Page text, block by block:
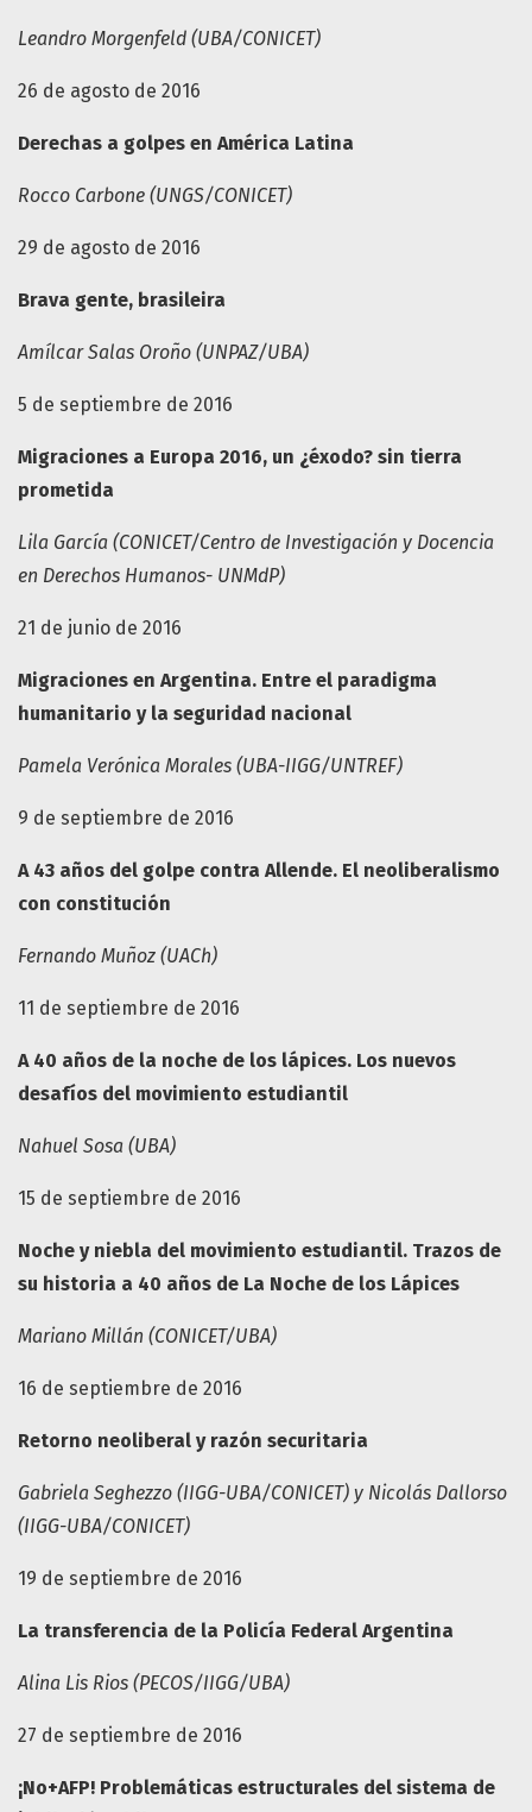
Leandro Morgenfeld (UBA/CONICET)
26 de agosto de 2016
Derechas a golpes en América Latina
Rocco Carbone (UNGS/CONICET)
29 de agosto de 2016
Brava gente, brasileira
Amílcar Salas Oroño (UNPAZ/UBA)
5 de septiembre de 2016
Migraciones a Europa 2016, un ¿éxodo? sin tierra
prometida
Lila García (CONICET/Centro de Investigación y Docencia
en Derechos Humanos- UNMdP)
21 de junio de 2016
Migraciones en Argentina. Entre el paradigma
humanitario y la seguridad nacional
Pamela Verónica Morales (UBA-IIGG/UNTREF)
9 de septiembre de 2016
A 43 años del golpe contra Allende. El neoliberalismo
con constitución
Fernando Muñoz (UACh)
11 de septiembre de 2016
A 40 años de la noche de los lápices. Los nuevos
desafíos del movimiento estudiantil
Nahuel Sosa (UBA)
15 de septiembre de 2016
Noche y niebla del movimiento estudiantil. Trazos de
su historia a 40 años de La Noche de los Lápices
Mariano Millán (CONICET/UBA)
16 de septiembre de 2016
Retorno neoliberal y razón securitaria
Gabriela Seghezzo (IIGG-UBA/CONICET) y Nicolás Dallorso
(IIGG-UBA/CONICET)
19 de septiembre de 2016
La transferencia de la Policía Federal Argentina
Alina Lis Rios (PECOS/IIGG/UBA)
27 de septiembre de 2016
¡No+AFP! Problemáticas estructurales del sistema de